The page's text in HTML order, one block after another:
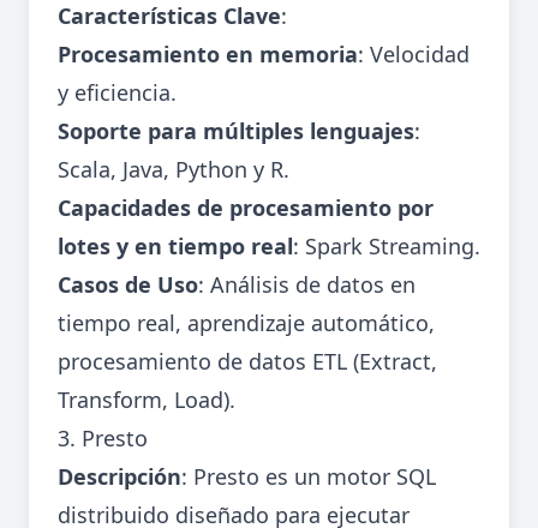
Características Clave:
Procesamiento en memoria: Velocidad
y eficiencia.
Soporte para múltiples lenguajes:
Scala, Java, Python y R.
Capacidades de procesamiento por
lotes y en tiempo real: Spark Streaming.
Casos de Uso: Análisis de datos en
tiempo real, aprendizaje automático,
procesamiento de datos ETL (Extract,
Transform, Load).
3. Presto
Descripción: Presto es un motor SQL
distribuido diseñado para ejecutar